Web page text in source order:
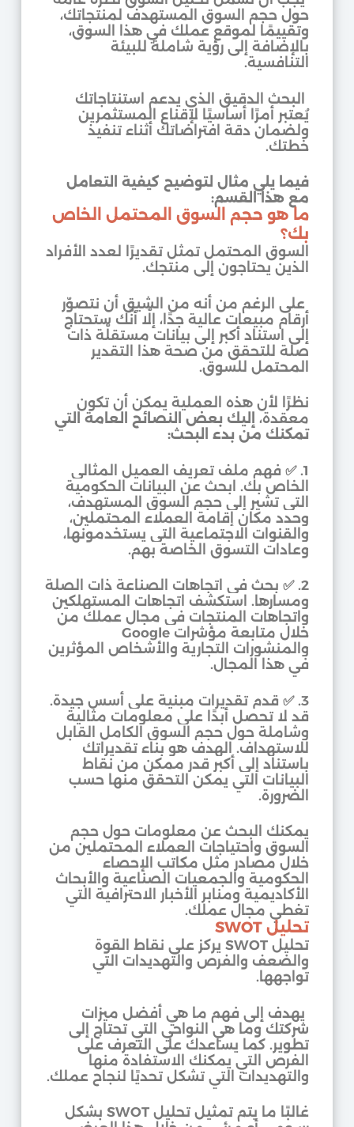
حول حجم السوق المستهدف لمنتجاتك،
وتقييمًا لموقع عملك في هذا السوق،
بالإضافة إلى رؤية شاملة للبيئة
التنافسية.
البحث الدقيق الذي يدعم استنتاجاتك
يُعتبر أمرًا أساسيًا لإقناع المستثمرين
ولضمان دقة افتراضاتك أثناء تنفيذ
خطتك.
فيما يلي مثال لتوضيح كيفية التعامل
مع هذا القسم:
ما هو حجم السوق المحتمل الخاص
بك؟
السوق المحتمل تمثل تقديرًا لعدد الأفراد
الذين يحتاجون إلى منتجك.
على الرغم من أنه من الشيق أن نتصوّر
أرقام مبيعات عالية جدًا، إلّا أنّك ستحتاج
إلى استناد أكبر إلى بيانات مستقلّة ذات
صلة للتحقق من صحة هذا التقدير
المحتمل للسوق.
نظرًا لأن هذه العملية يمكن أن تكون
معقدة،
إليك بعض النصائح العامة التي
تمكنك من بدء البحث:
1.
✅ فهم ملف تعريف العميل المثالي
الخاص بك. ابحث عن البيانات الحكومية
التي تشير إلى حجم السوق المستهدف،
وحدد مكان إقامة العملاء المحتملين،
والقنوات الاجتماعية التي يستخدمونها،
وعادات التسوق الخاصة بهم.
2.
✅ بحث في اتجاهات الصناعة ذات الصلة
ومسارها. استكشف اتجاهات المستهلكين
واتجاهات المنتجات في مجال عملك من
خلال متابعة مؤشرات Google
والمنشورات التجارية والأشخاص المؤثرين
في هذا المجال.
3.
✅ قدم تقديرات مبنية على أسس جيدة.
قد لا تحصل أبدًا على معلومات مثالية
وشاملة حول حجم السوق الكامل القابل
للاستهداف. الهدف هو بناء تقديراتك
باستناد إلى أكبر قدر ممكن من نقاط
البيانات التي يمكن التحقق منها حسب
الضرورة.
يمكنك البحث عن معلومات حول حجم
السوق واحتياجات العملاء المحتملين من
خلال مصادر مثل مكاتب الإحصاء
الحكومية والجمعيات الصناعية والأبحاث
الأكاديمية ومنابر الأخبار الاحترافية التي
تغطي مجال عملك.
تحليل SWOT
تحليل SWOT يركز على نقاط القوة
والضعف والفرص والتهديدات التي
تواجهها.
يهدف إلى فهم ما هي أفضل ميزات
شركتك وما هي النواحي التي تحتاج إلى
تطوير. كما يساعدك على التعرف على
الفرص التي يمكنك الاستفادة منها
والتهديدات التي تشكل تحديًا لنجاح عملك.
غالبًا ما يتم تمثيل تحليل SWOT بشكل